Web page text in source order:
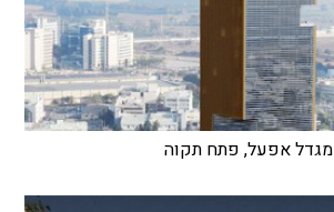
מגדל אפעל, פתח תקוה